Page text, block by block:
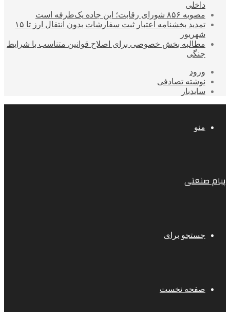
داخلی
مصوبه ۸۵۶ شورای رقابت؛ این جاده یک‌طرفه است
تمدید بخشنامه اعتبار ثبت سفارشات بدون انتقال ارز تا ۱۵
شهریور
مطالبه بخش خصوصی برای اصلاح قوانین متناسب با شرایط
جنگی
ورود
نوشته تصادفی
سایدبار
منو
پیام صنعتی
جستجو برای
صفحه نخست